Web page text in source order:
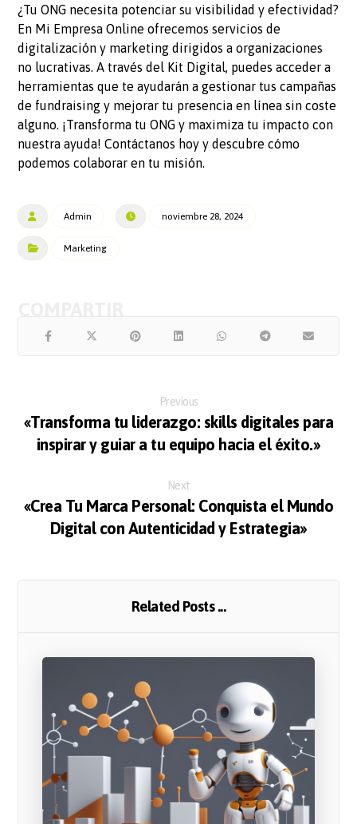
¿Tu ONG necesita potenciar su visibilidad y efectividad?
En Mi Empresa Online ofrecemos servicios de
digitalización y marketing dirigidos a organizaciones
no lucrativas. A través del Kit Digital, puedes acceder a
herramientas que te ayudarán a gestionar tus campañas
de fundraising y mejorar tu presencia en línea sin coste
alguno. ¡Transforma tu ONG y maximiza tu impacto con
nuestra ayuda! Contáctanos hoy y descubre cómo
podemos colaborar en tu misión.
Admin noviembre 28, 2024
Marketing
Previous
«Transforma tu liderazgo: skills digitales para
inspirar y guiar a tu equipo hacia el éxito.»
Next
«Crea Tu Marca Personal: Conquista el Mundo
Digital con Autenticidad y Estrategia»
Related Posts ...